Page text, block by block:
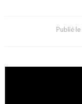
Publié le